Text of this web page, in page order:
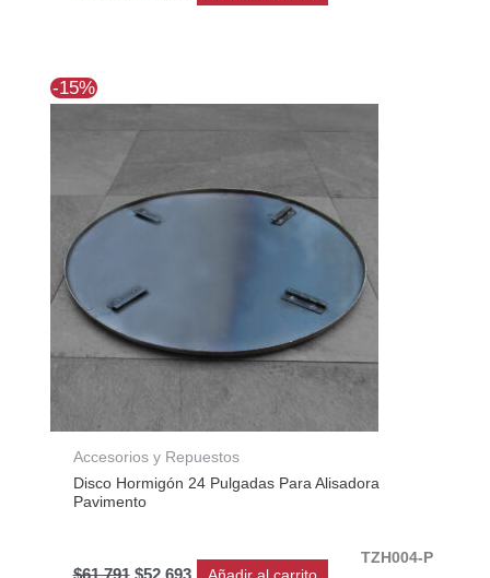
-15%
Accesorios y Repuestos
Disco Hormigón 24 Pulgadas Para Alisadora
Pavimento
TZH004-P
$61.791
precio
$52.693
precio